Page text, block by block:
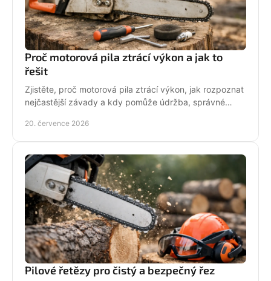
Proč motorová pila ztrácí výkon a jak to
řešit
Zjistěte, proč motorová pila ztrácí výkon, jak rozpoznat
nejčastější závady a kdy pomůže údržba, správné
20. července 2026
Pilové řetězy pro čistý a bezpečný řez